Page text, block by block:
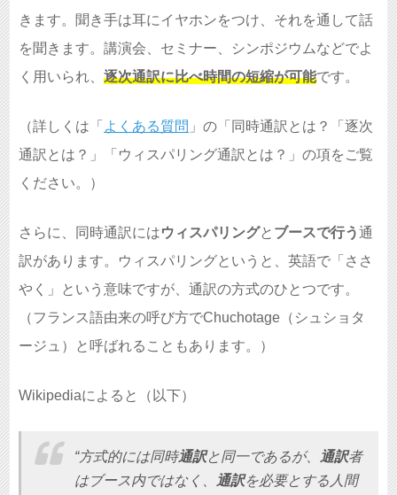
きます。聞き手は耳にイヤホンをつけ、それを通して話
を聞きます。講演会、セミナー、シンポジウムなどでよ
く用いられ、 逐次通訳に比べ時間の短縮が可能です。
（詳しくは「 よくある質問 」の「同時通訳とは？「逐次
通訳とは？」「ウィスパリング通訳とは？」の項をご覧
ください。）
さらに、同時通訳にはウィスパリングと ブースで行う通
訳があります。ウィスパリングというと、英語で「ささ
やく」という意味ですが、通訳の方式のひとつです。
（フランス語由来の呼び方でChuchotage（シュショタ
ージュ）と呼ばれることもあります。）
Wikipediaによると（以下）
“方式的には同時通訳と同一であるが、 通訳者
はブース内ではなく、
通訳を必要とする人間